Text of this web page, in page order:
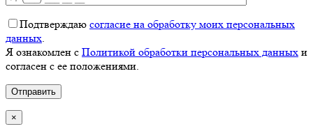
Подтверждаю согласие на обработку моих персональных
данных.
Я ознакомлен с Политикой обработки персональных данных и
согласен с ее положениями.
×